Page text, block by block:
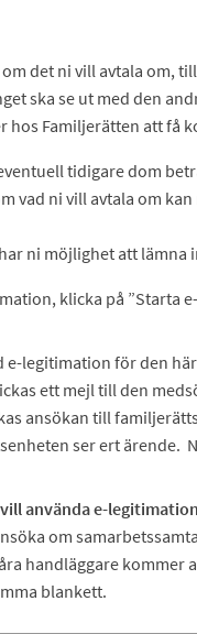
det ni vill avtala om,
ska se ut med den
hos Familjerätten att få
tidigare dom
vad ni vill avtala om kan
ni möjlighet att lämna
klicka på ”Starta
e-legitimation för den
ett mejl till den
ansökan till
ser ert ärende.
använda e-legitimation
om
handläggare
blankett.